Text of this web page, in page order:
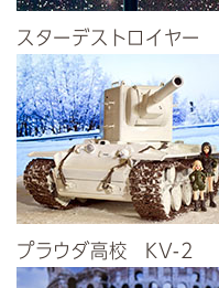
スターデストロイヤー
プラウダ高校 KV-2